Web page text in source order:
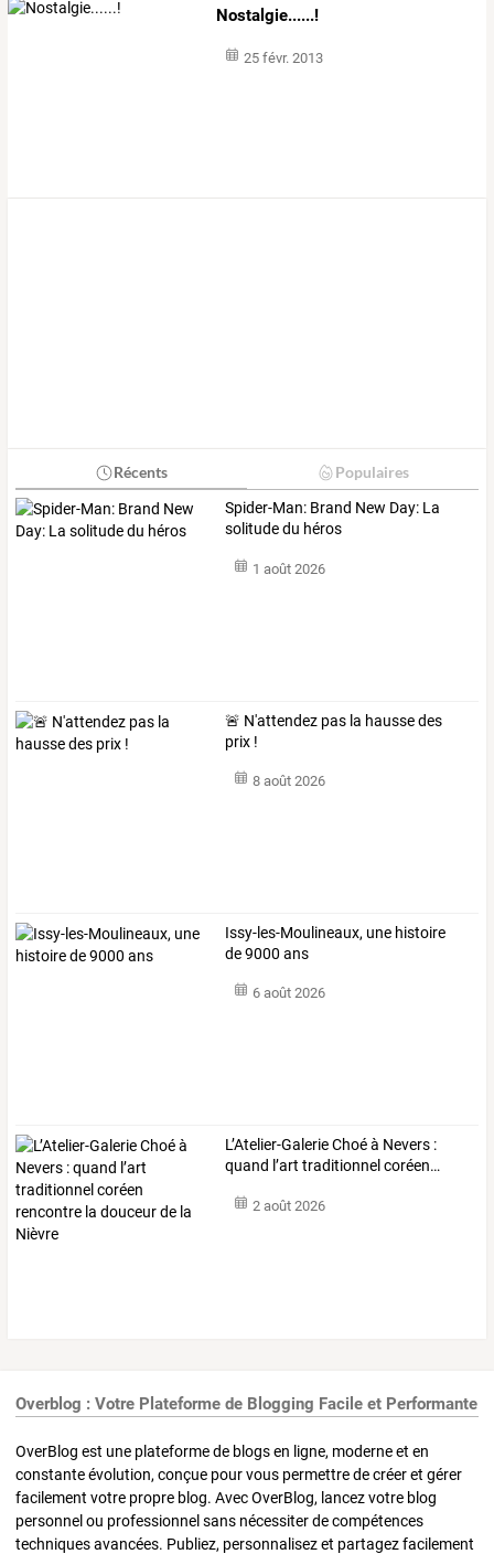
Nostalgie......!
25 févr. 2013
Récents Populaires
Spider-Man: Brand New Day: La
solitude du héros
1 août 2026
🚨 N'attendez pas la hausse des
prix !
8 août 2026
Issy-les-Moulineaux, une histoire
de 9000 ans
6 août 2026
L’Atelier-GalerieChoéà Nevers :
quand l’art traditionnel coréen…
2 août 2026
Overblog : Votre Plateforme de Blogging Facile et Performante
OverBlog est une plateforme de blogs en ligne, moderne et en
constante évolution, conçue pour vous permettre de créer et gérer
facilement votre propre blog. Avec OverBlog, lancez votre blog
personnel ou professionnel sans nécessiter de compétences
techniques avancées. Publiez, personnalisez et partagez facilement